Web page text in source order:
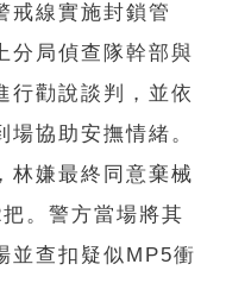
戒線實施封鎖管
分局偵查隊幹部與
行勸說談判，並依
協助安撫情緒。
林嫌最終同意棄械
。警方當場將其
並查扣疑似MP5衝